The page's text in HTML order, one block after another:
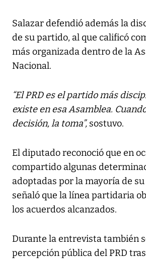
Salazar defendió además la
de su partido, al que calificó
más organizada dentro de la
Nacional.
“El PRD es el partido más
existe en esa Asamblea.
decisión, la toma”, sostuvo.
El diputado reconoció que en
compartido algunas
adoptadas por la mayoría de
señaló que la línea partidaria
los acuerdos alcanzados.
Durante la entrevista también
percepción pública del PRD